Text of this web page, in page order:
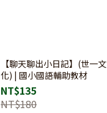
【聊天聊出小日記】(世一文
化) | 國小國語輔助教材
NT$135
NT$180